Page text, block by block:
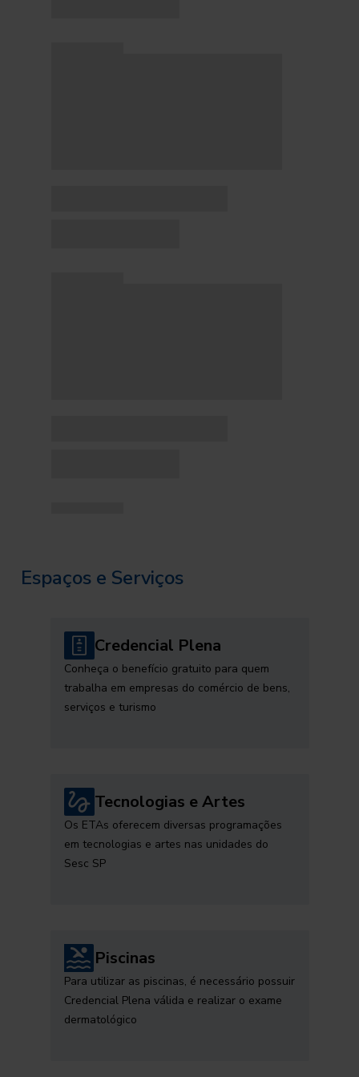
Espaços e Serviços
Credencial Plena
Conheça o benefício gratuito para quem
trabalha em empresas do comércio de bens,
serviços e turismo
Tecnologias e Artes
Os ETAs oferecem diversas programações
em tecnologias e artes nas unidades do
Sesc SP
Piscinas
Para utilizar as piscinas, é necessário possuir
Credencial Plena válida e realizar o exame
dermatológico